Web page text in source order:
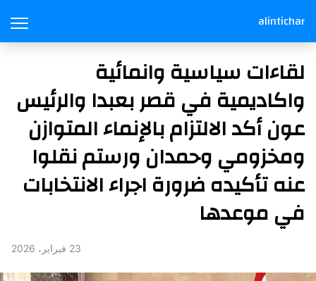
alintichar
لقاءات سياسية وانمائية
واكاديمية في قصر بعبدا والرئيس
عون أكد الالتزام بالإنماء المتوازن
ومخزومي وحمدان ورستم نقلوا
عنه تأكيده ضرورة اجراء الانتخابات
في موعدها
23 فبراير، 2026